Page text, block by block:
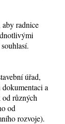
radnice
úřad,
a
různých
od
rozvoje).